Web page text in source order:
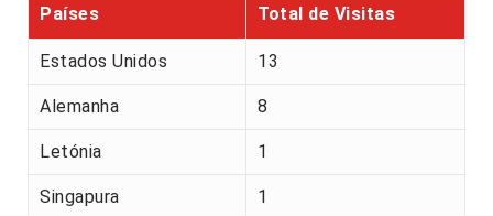
Países
Total de Visitas
Estados Unidos 13
Alemanha 8
Letónia 1
Singapura 1